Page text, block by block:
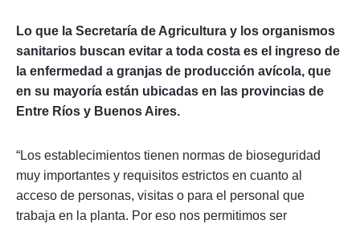
Lo que la Secretaría de Agricultura y los organismos
sanitarios buscan evitar a toda costa es el ingreso de
la enfermedad a granjas de producción avícola, que
en su mayoría están ubicadas en las provincias de
Entre Ríos y Buenos Aires.
“Los establecimientos tienen normas de bioseguridad
muy importantes y requisitos estrictos en cuanto al
acceso de personas, visitas o para el personal que
trabaja en la planta. Por eso nos permitimos ser